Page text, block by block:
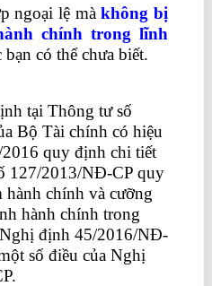
ngoại lệ màkhông bị
chính trong lĩnh
bạn có thể chưa biết.
tại Thông tư số
Bộ Tài chính có hiệu
quy định chi tiết
127/2013/NĐ-CP quy
chính và cưỡng
hành chính trong
định 45/2016/NĐ-
số điều của Nghị